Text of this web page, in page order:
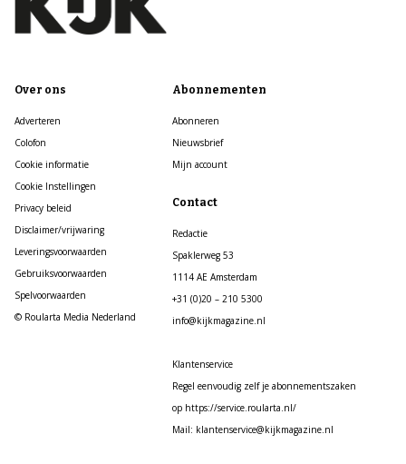
Over ons
Adverteren
Colofon
Cookie informatie
Cookie Instellingen
Privacy beleid
Disclaimer/vrijwaring
Leveringsvoorwaarden
Gebruiksvoorwaarden
Spelvoorwaarden
© Roularta Media Nederland
Abonnementen
Abonneren
Nieuwsbrief
Mijn account
Contact
Redactie
Spaklerweg 53
1114 AE Amsterdam
+31 (0)20 – 210 5300
info@kijkmagazine.nl
Klantenservice
Regel eenvoudig zelf je abonnementszaken
op https://service.roularta.nl/
Mail: klantenservice@kijkmagazine.nl